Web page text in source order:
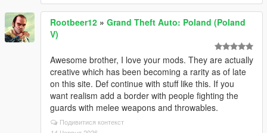
Rootbeer12 » Grand Theft Auto: Poland (Poland
V)
Awesome brother, I love your mods. They are actually
creative which has been becoming a rarity as of late
on this site. Def continue with stuff like this. If you
want realism add a border with people fighting the
guards with melee weapons and throwables.
Подивитися контекст